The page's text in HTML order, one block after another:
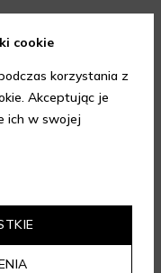
cookie
korzystania z
Akceptując je
ich w swojej